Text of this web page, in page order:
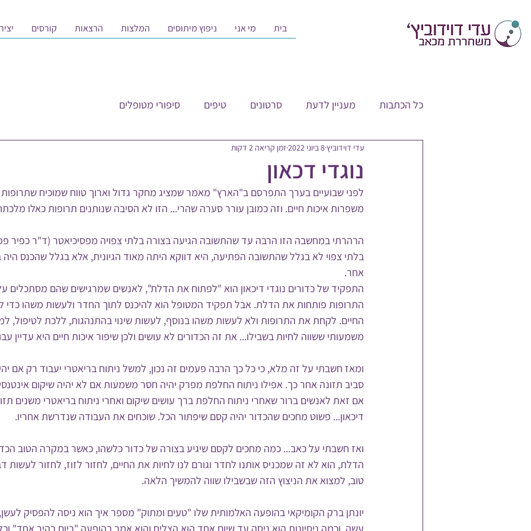
בית מי אני ניפוץ מיתוסים המלצות הרצאות קורסים
כל הכתבות מעניין לדעת סרטונים טיפים סיפורי מטופלים
נוגדי דכאון
עדי דוידוביץ8 ביוני 2022 זמן קריאה 2 דקות
לפני שבועיים בערך התפרסם ב"הארץ" מאמר שמציג מחקר גדול וארוך טווח שמוכיח שתרופות
משפרות איכות חיים. וזה כמובן עורר סערה שהרי... הזו לא הסיבה שנותנים תרופות כאלו
הרהרתי במחשבה הזו הרבה עד שהתשובה הגיעה בצורה בלתי צפויה מפסיכיאטר (ד"ר כפיר
בלתי צפוי לא בגלל שהתשובה הפתיעה, היא דווקא היתה מאוד הגיונית, אלא בגלל שהכנס
אחר.
התפקיד של כדורים נוגדי דיכאון הוא "לפתוח את הדלת", לאנשים שמרגישים שהם
התרופות פותחות את הדלת. אבל תפקיד המטופל הוא להיכנס לתוך החדר ולעשות משהו כדי
החיים. לקחת את התרופות ולא לעשות משהו בנוסף, לעשות שינוי בהתנהגות, ללכת לטיפול,
משמעותי ששווה לחיות בשבילו... את זה הכדורים לא עושים ולכן שיפור איכות חיים היא עדיין
ומאז חשבתי על זה מלא, כי כל כך הרבה פעמים זה נכון, למשל ניתוח בריאטרי יעבוד רק אם
סביב תזונה אחר כך. אפילו ניתוח החלפת מפרק יהיה חסר משמעות אם לא יהיה שיקום
אם זאת לאנשים ברור שאחרי ניתוח החלפת ברך עושים שיקום ואחרי ניתוח בריאטרי משנים
דיכאון... פשוט מחכים שהכדור יהיה קסם שיפתור הכל. שוכחים את העבודה שנדרשת אחריו.
ואז חשבתי על כאב... כמה מחכים לקסם שיגיע בצורה של כדור כלשהו, כאשר במקרה הטוב
הדלת, הוא לא זה שמכניס אותנו לחדר וגורם לנו לחיות את החיים, לחזור לזוז, לחזור לעשות
טוב, למצוא את הניצוץ הזה שבשבילו שווה להמשיך הלאה.
יונתן ברק הקומיקאי בהופעה האלמותית שלו "טעים ומתוק" מספר איך הוא ניסה להפסיק